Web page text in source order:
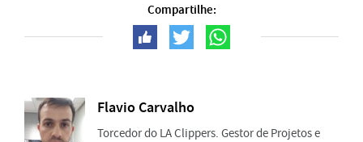
Compartilhe:
Flavio Carvalho
Torcedor do LA Clippers. Gestor de Projetos e